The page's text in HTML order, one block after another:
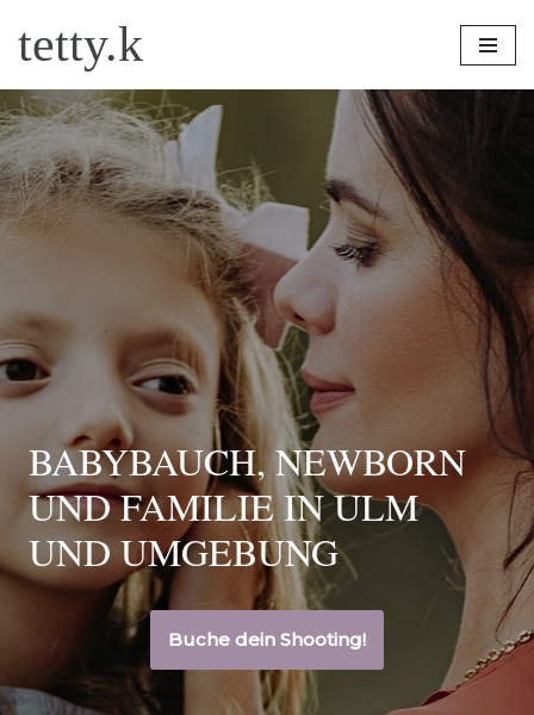
Zum
Inhalt
springen
tetty.k
BABYBAUCH, NEWBORN
UND FAMILIE IN ULM
UND UMGEBUNG
Buche dein Shooting!